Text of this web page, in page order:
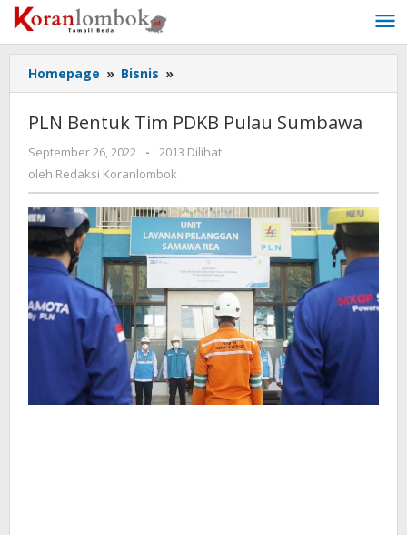
Lewati
ke
konten
Homepage » Bisnis »
Bentuk
PDKB
Pulau
PLN Bentuk Tim PDKB Pulau Sumbawa
September 26, 2022
oleh
Redaksi
-
2013 Dilihat
oleh Redaksi Koranlombok